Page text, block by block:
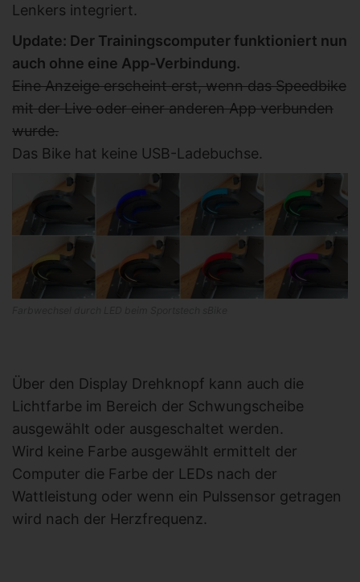
Lenkers integriert.
Update: Der Trainingscomputer funktioniert nun
auch ohne eine App-Verbindung.
Eine Anzeige erscheint erst, wenn das Speedbike
mit der Live oder einer anderen App verbunden
wurde.
Das Bike hat keine USB-Ladebuchse.
Über den Display Drehknopf kann auch die
Lichtfarbe im Bereich der Schwungscheibe
ausgewählt oder ausgeschaltet werden.
Wird keine Farbe ausgewählt ermittelt der
Computer die Farbe der LEDs nach der
Wattleistung oder wenn ein Pulssensor getragen
wird nach der Herzfrequenz.